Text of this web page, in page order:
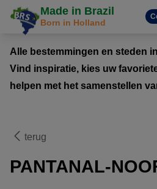
Made in Brazil
Born in Holland
Alle bestemmingen en steden
Vind inspiratie, kies uw
helpen met het samenstellen
terug
PANTANAL-